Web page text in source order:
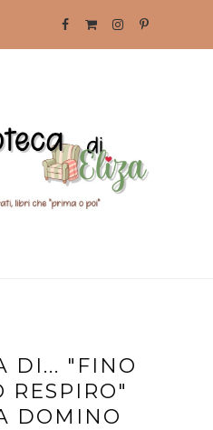
DI... "FINO
RESPIRO"
DOMINO